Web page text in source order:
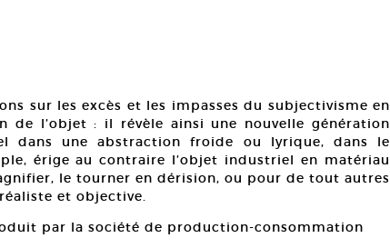
sur les excès et les impasses du subjectivisme en
de l’objet : il révèle ainsi une nouvelle génération
dans une abstraction froide ou lyrique, dans le
érige au contraire l’objet industriel en matériau
le tourner en dérision, ou pour de tout autres
et objective.
par la société de production-consommation